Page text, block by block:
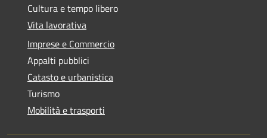
Cultura e tempo libero
Vita lavorativa
Imprese e Commercio
Appalti pubblici
Catasto e urbanistica
Turismo
Mobilità e trasporti